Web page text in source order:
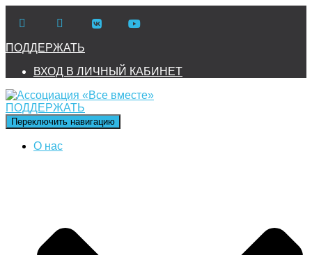
ПОДДЕРЖАТЬ
ВХОД В ЛИЧНЫЙ КАБИНЕТ
ПОДДЕРЖАТЬ
Переключить навигацию
О нас